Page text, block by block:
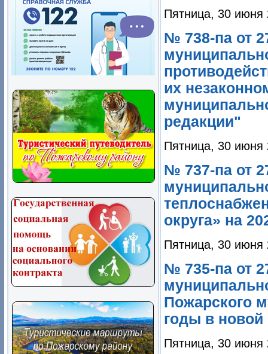
Пятница, 30 июня
№ 738-па от
их
редакции"
Пятница, 30 июня
№ 737-па от
округа» на
Пятница, 30 июня
№ 735-па от
Пожарского
годы в новой
Пятница, 30 июня